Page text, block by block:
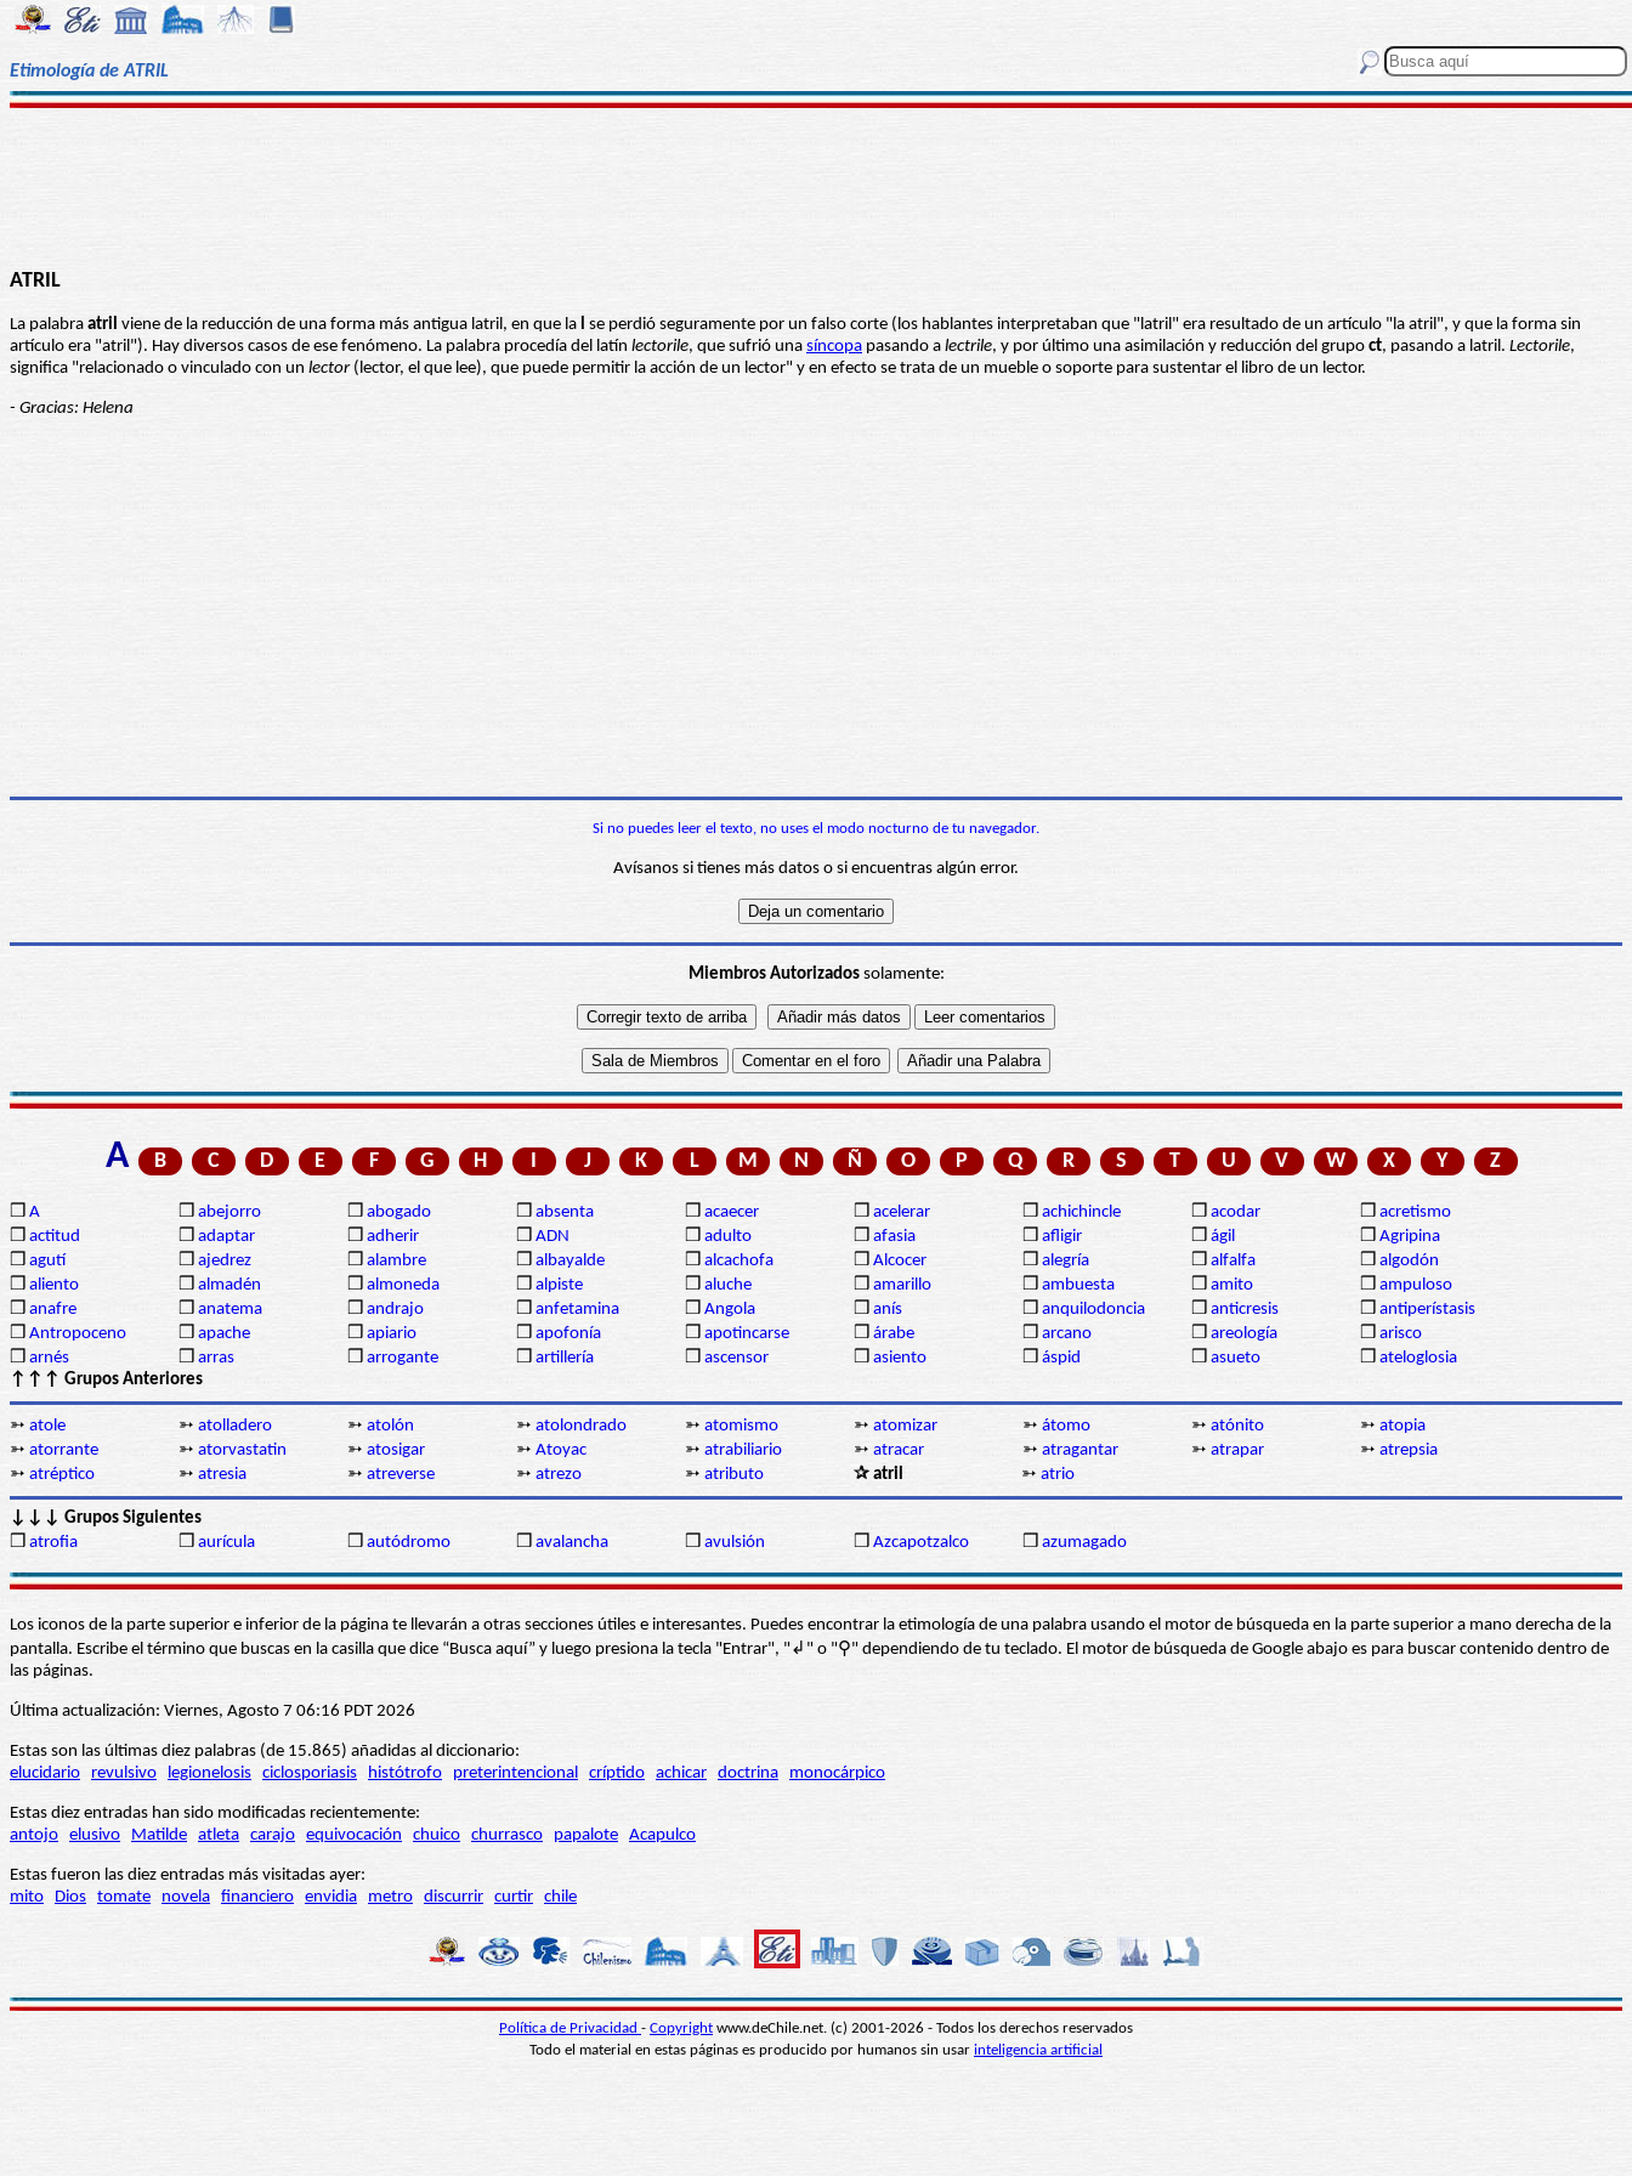
Etimología de ATRIL
ATRIL
La palabra atril viene de la reducción de una forma más antigua latril, en que la l se perdió seguramente por un falso corte (los hablantes interpretaban que "latril" era resultado de un artículo "la atril", y que la forma sin
artículo era "atril"). Hay diversos casos de ese fenómeno. La palabra procedía del latín lectorile, que sufrió una síncopa pasando a lectrile, y por último una asimilación y reducción del grupo ct, pasando a latril. Lectorile,
significa "relacionado o vinculado con un lector(lector, el que lee), que puede permitir la acción de un lector" y en efecto se trata de un mueble o soporte para sustentar el libro de un lector.
- Gracias: Helena
Si no puedes leer el texto, no uses el modo nocturno de tu navegador.
Avísanos si tienes más datos o si encuentras algún error.
Miembros Autorizadossolamente:
A B C D E F G H I J K L M N Ñ O P Q R S T U V W X Y Z
❒ A ❒ abejorro ❒ abogado ❒ absenta ❒ acaecer ❒ acelerar ❒ achichincle ❒ acodar ❒ acretismo
❒ actitud ❒ adaptar ❒ adherir ❒ ADN ❒ adulto ❒ afasia ❒ afligir ❒ ágil ❒ Agripina
❒ agutí ❒ ajedrez ❒ alambre ❒ albayalde ❒ alcachofa ❒ Alcocer ❒ alegría ❒ alfalfa ❒ algodón
❒ aliento ❒ almadén ❒ almoneda ❒ alpiste ❒ aluche ❒ amarillo ❒ ambuesta ❒ amito ❒ ampuloso
❒ anafre ❒ anatema ❒ andrajo ❒ anfetamina ❒ Angola ❒ anís ❒ anquilodoncia ❒ anticresis ❒ antiperístasis
❒ Antropoceno ❒ apache ❒ apiario ❒ apofonía ❒ apotincarse ❒ árabe ❒ arcano ❒ areología ❒ arisco
❒ arnés ❒ arras ❒ arrogante ❒ artillería ❒ ascensor ❒ asiento ❒ áspid ❒ asueto ❒ ateloglosia
↑↑↑ Grupos Anteriores
➳ atole ➳ atolladero ➳ atolón ➳ atolondrado ➳ atomismo ➳ atomizar ➳ átomo ➳ atónito ➳ atopia
➳ atorrante ➳ atorvastatin ➳ atosigar ➳ Atoyac ➳ atrabiliario ➳ atracar ➳ atragantar ➳ atrapar ➳ atrepsia
➳ atréptico ➳ atresia ➳ atreverse ➳ atrezo ➳ atributo ✰ atril ➳ atrio
↓↓↓ Grupos Siguientes
❒ atrofia ❒ aurícula ❒ autódromo ❒ avalancha ❒ avulsión ❒ Azcapotzalco ❒ azumagado
Los iconos de la parte superior e inferior de la página te llevarán a otras secciones útiles e interesantes. Puedes encontrar la etimología de una palabra usando el motor de búsqueda en la parte superior a mano derecha de la
pantalla. Escribe el término que buscas en la casilla que dice “Busca aquí” y luego presiona la tecla "Entrar", "↲" o "⚲" dependiendo de tu teclado. El motor de búsqueda de Google abajo es para buscar contenido dentro de
las páginas.
Última actualización: Viernes, Agosto 7 06:16 PDT 2026
Estas son las últimas diez palabras (de 15.865) añadidas al diccionario:
elucidario
revulsivo legionelosis ciclosporiasis histótrofo preterintencional críptido achicar doctrina monocárpico
Estas diez entradas han sido modificadas recientemente:
antojo elusivo Matilde atleta carajo equivocación chuico churrasco papalote Acapulco
Estas fueron las diez entradas más visitadas ayer:
mito
Dios tomate novela financiero envidia metro discurrir curtir chile
Política de Privacidad - Copyright www.deChile.net. (c) 2001-2026 - Todos los derechos reservados
Todo el material en estas páginas es producido por humanos sin usar inteligencia artificial